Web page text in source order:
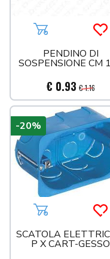
Aggiungi al
PENDINO DI
SOSPENSIONE CM
€ 0.93 € 1.16
Aggiungi al
SCATOLA
P X CART-GESSO
-20%